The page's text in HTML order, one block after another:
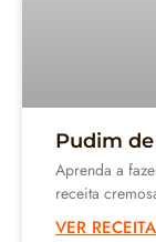
Pudim
Aprenda a
receita
VER